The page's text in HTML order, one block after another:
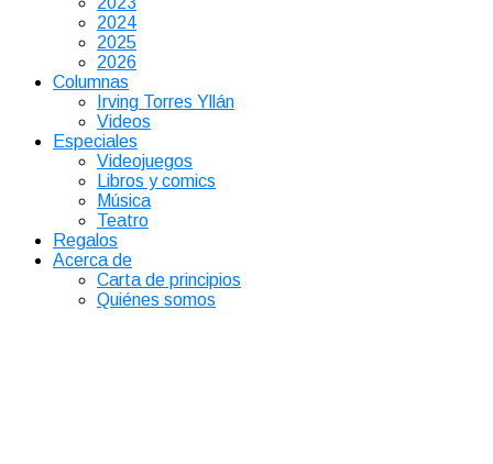
2024
2025
2026
Columnas
Irving Torres Yllán
Videos
Especiales
Videojuegos
Libros y comics
Música
Teatro
Regalos
Acerca de
Carta de principios
Quiénes somos